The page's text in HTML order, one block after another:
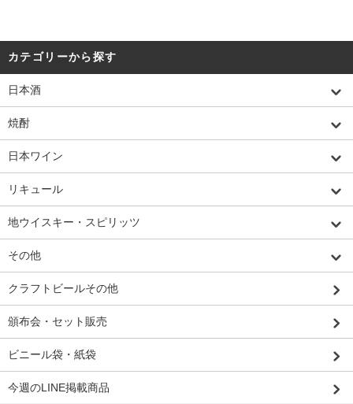
カテゴリーから探す
日本酒
焼酎
日本ワイン
リキュール
地ウイスキー・スピリッツ
その他
クラフトビールその他
頒布会・セット販売
ビニール袋・紙袋
今週のLINE掲載商品